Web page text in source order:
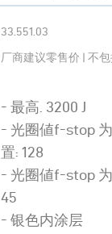
33.551.03
厂商建议零售价 | 不
- 最高. 3200 J
- 光圈値f-stop
置: 128
- 光圈値f-stop
45
- 银色内涂层